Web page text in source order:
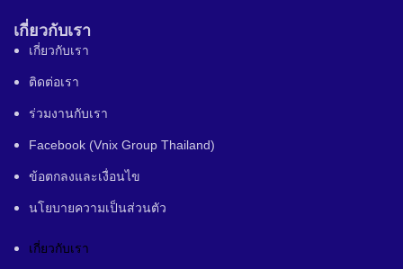
เกี่ยวกับเรา
เกี่ยวกับเรา
ติดต่อเรา
ร่วมงานกับเรา
Facebook (Vnix Group Thailand)
ข้อตกลงและเงื่อนไข
นโยบายความเป็นส่วนตัว
เกี่ยวกับเรา